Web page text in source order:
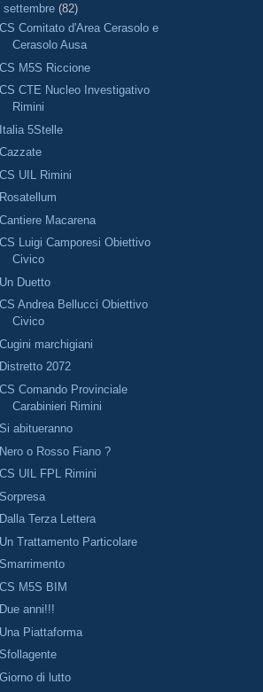
settembre (82)
CS Comitato d'Area Cerasolo e
Cerasolo Ausa
CS M5S Riccione
CS CTE Nucleo Investigativo
Rimini
Italia 5Stelle
Cazzate
CS UIL Rimini
Rosatellum
Cantiere Macarena
CS Luigi Camporesi Obiettivo
Civico
Un Duetto
CS Andrea Bellucci Obiettivo
Civico
Cugini marchigiani
Distretto 2072
CS Comando Provinciale
Carabinieri Rimini
Si abitueranno
Nero o Rosso Fiano ?
CS UIL FPL Rimini
Sorpresa
Dalla Terza Lettera
Un Trattamento Particolare
Smarrimento
CS M5S BIM
Due anni!!!
Una Piattaforma
Sfollagente
Giorno di lutto